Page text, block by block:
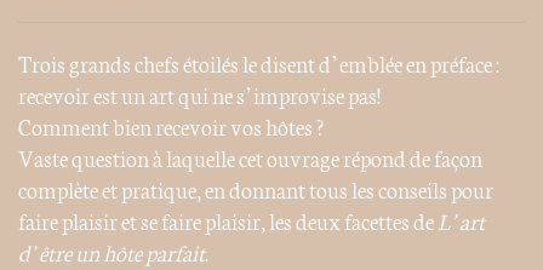
Trois grands chefs étoilés le disent d’emblée en préface :
recevoir est un art qui ne s’improvise pas!
Comment bien recevoir vos hôtes ?
Vaste question à laquelle cet ouvrage répond de façon
complète et pratique, en donnant tous les conseils pour
faire plaisir et se faire plaisir, les deux facettes deL’art
d’être un hôte parfait.